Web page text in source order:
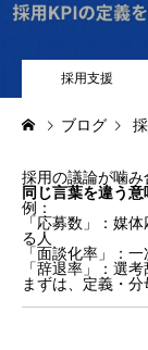
RECRUIT
BLOG採用支援
ブログ
採用の議論が噛み
同じ言葉を違う
例：
「応募数」：媒
る人
「面談化率」：
「辞退率」：選
まずは、定義・分